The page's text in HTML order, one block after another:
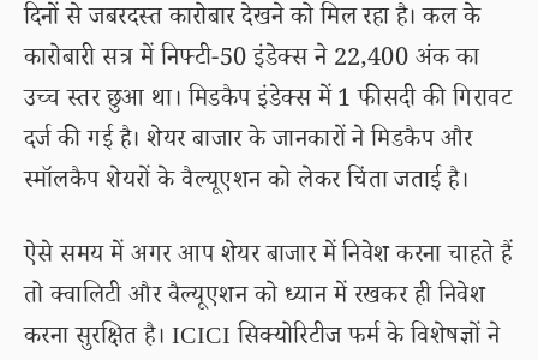
दिनों से जबरदस्त कारोबार देखने को मिल रहा है। कल के
कारोबारी सत्र में निफ्टी-50 इंडेक्स ने 22,400 अंक का
उच्च स्तर छुआ था। मिडकैप इंडेक्स में 1 फीसदी की गिरावट
दर्ज की गई है। शेयर बाजार के जानकारों ने मिडकैप और
स्मॉलकैप शेयरों के वैल्यूएशन को लेकर चिंता जताई है।
ऐसे समय में अगर आप शेयर बाजार में निवेश करना चाहते हैं
तो क्वालिटी और वैल्यूएशन को ध्यान में रखकर ही निवेश
करना सुरक्षित है। ICICI सिक्योरिटीज फर्म के विशेषज्ञों ने